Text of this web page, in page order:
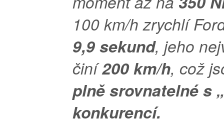
100 km/h zrychlí
9,9 sekund, jeho
činí200 km/h, což
plně srovnatelné s
konkurencí.